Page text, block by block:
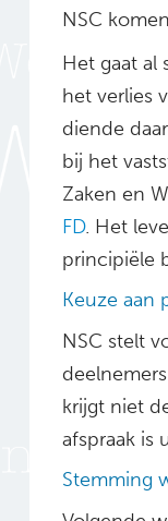
NSC
Het gaat al
het verlies
diende
bij het
Zaken en
FD. Het
principiële
Keuze aan
NSC stelt
krijgt niet
afspraak is
Stemming